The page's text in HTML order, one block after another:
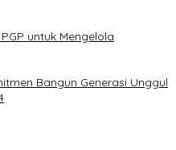
untuk Mengelola
Bangun Generasi Unggul